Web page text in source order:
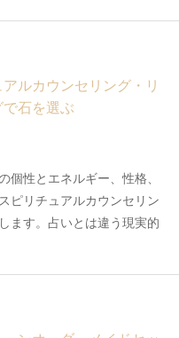
ルカウンセリング・リ
石を選ぶ
個性とエネルギー、性格、
ピリチュアルカウンセリン
ます。占いとは違う現実的